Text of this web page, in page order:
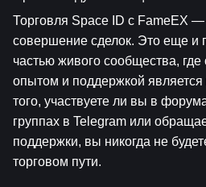
Торговля Space ID с FameEX —
совершение сделок. Это еще и
частью живого сообщества,
опытом и поддержкой
того, участвуете ли вы в
группах в Telegram или
поддержки, вы никогда не
торговом пути.